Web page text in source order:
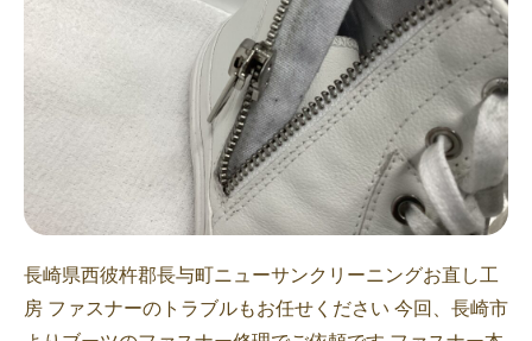
長崎県西彼杵郡長与町ニューサンクリーニングお直し工
房 ファスナーのトラブルもお任せください 今回、長崎市